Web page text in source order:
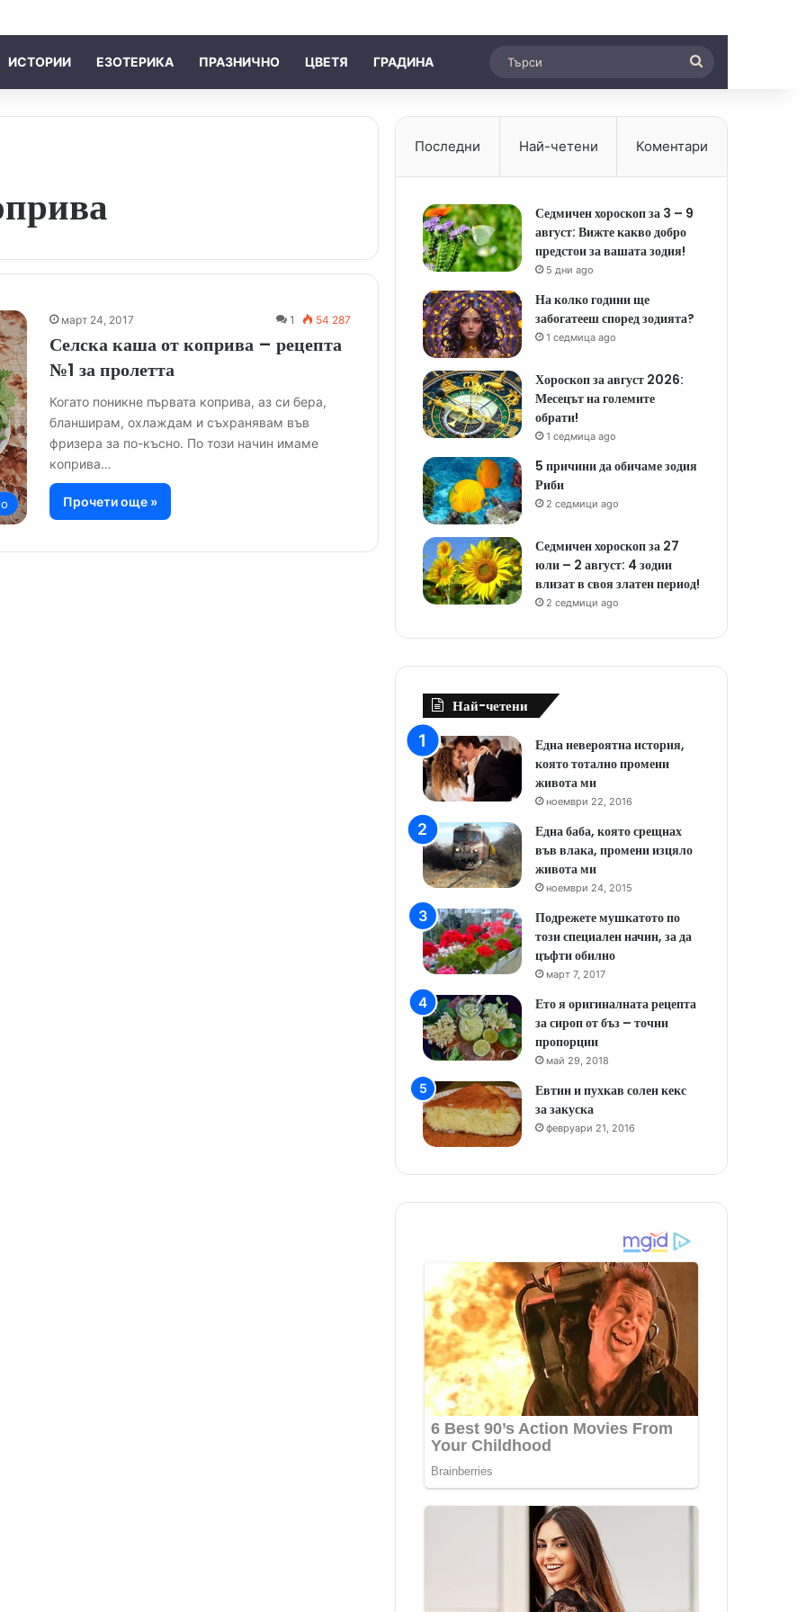
ИСТОРИИ ЕЗОТЕРИКА ПРАЗНИЧНО ЦВЕТЯ ГРАДИНА
март 24, 2017 1 54 287
Селска каша от коприва – рецепта
№1 за пролетта
Когато поникне първата коприва, аз си бера,
бланширам, охлаждам и съхранявам във
фризера за по-късно. По този начин имаме
коприва…
Прочети още »
Последни Най-четени Коментари
Седмичен хороскоп за 3 – 9
август: Вижте какво добро
предстои за вашата зодия!
5 дни ago
На колко години ще
забогатееш според зодията?
1 седмица ago
Хороскоп за август 2026:
Месецът на големите
обрати!
1 седмица ago
5 причини да обичаме зодия
Риби
2 седмици ago
Седмичен хороскоп за 27
юли – 2 август: 4 зодии
влизат в своя златен период!
2 седмици ago
Най-четени
Една невероятна история,
която тотално промени
живота ми
ноември 22, 2016
Една баба, която срещнах
във влака, промени изцяло
живота ми
ноември 24, 2015
Подрежете мушкатото по
този специален начин, за да
цъфти обилно
март 7, 2017
Ето я оригиналната рецепта
за сироп от бъз – точни
пропорции
май 29, 2018
Евтин и пухкав солен кекс
за закуска
февруари 21, 2016